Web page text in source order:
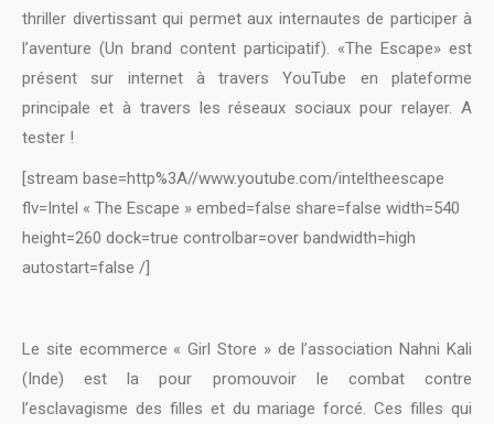
thriller divertissant qui permet aux internautes de participer à
l’aventure (Un brand content participatif). «The Escape» est
présent sur internet à travers YouTube en plateforme
principale et à travers les réseaux sociaux pour relayer. A
tester !
[stream base=http%3A//www.youtube.com/inteltheescape
flv=Intel « The Escape » embed=false share=false width=540
height=260 dock=true controlbar=over bandwidth=high
autostart=false /]
Le site ecommerce « Girl Store » de l’association Nahni Kali
(Inde) est la pour promouvoir le combat contre
l’esclavagisme des filles et du mariage forcé. Ces filles qui